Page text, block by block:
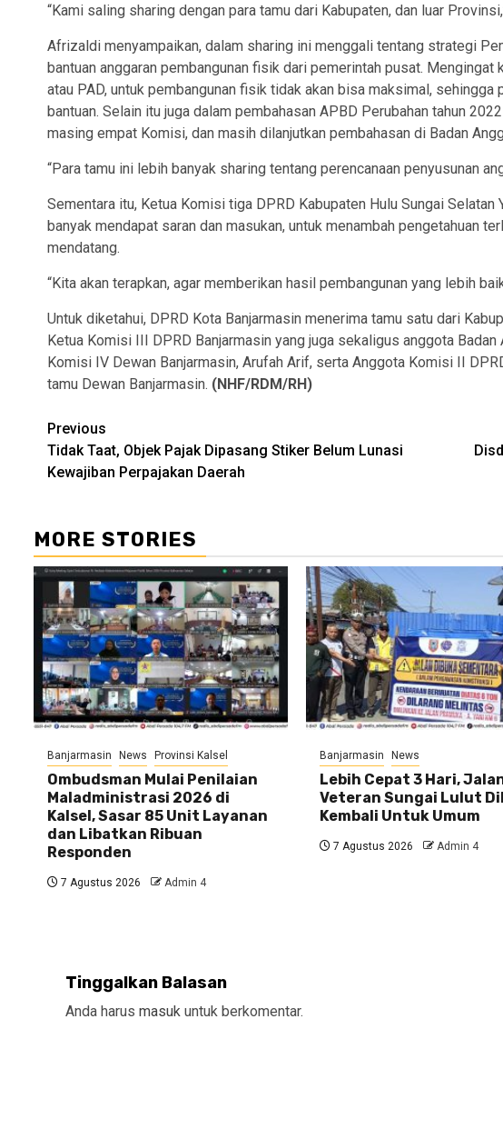
“Kami saling sharing dengan para tamu dari Kabupaten, dan luar
Afrizaldi menyampaikan, dalam sharing ini menggali tentang strategi
bantuan anggaran pembangunan fisik dari pemerintah pusat. Mengingat
atau PAD, untuk pembangunan fisik tidak akan bisa maksimal, sehingga
bantuan. Selain itu juga dalam pembahasan APBD Perubahan tahun
masing empat Komisi, dan masih dilanjutkan pembahasan di Badan
“Para tamu ini lebih banyak sharing tentang perencanaan penyusunan
Sementara itu, Ketua Komisi tiga DPRD Kabupaten Hulu Sungai
banyak mendapat saran dan masukan, untuk menambah pengetahuan
mendatang.
“Kita akan terapkan, agar memberikan hasil pembangunan yang lebih
Untuk diketahui, DPRD Kota Banjarmasin menerima tamu satu dari
Ketua Komisi III DPRD Banjarmasin yang juga sekaligus anggota
Komisi IV Dewan Banjarmasin, Arufah Arif, serta Anggota Komisi II
tamu Dewan Banjarmasin. (NHF/RDM/RH)
Continue
Reading
Previous
Tidak Taat, Objek Pajak Dipasang Stiker Belum Lunasi
Kewajiban Perpajakan Daerah
MORE STORIES
Banjarmasin News Provinsi Kalsel
Ombudsman Mulai Penilaian
Maladministrasi 2026 di
Kalsel, Sasar 85 Unit Layanan
dan Libatkan Ribuan
Responden
7 Agustus 2026 Admin 4
Banjarmasin News
Lebih Cepat 3 Hari,
Veteran Sungai Lulut
Kembali Untuk Umum
7 Agustus 2026 Admin 4
Tinggalkan Balasan
Anda harus masuk untuk berkomentar.